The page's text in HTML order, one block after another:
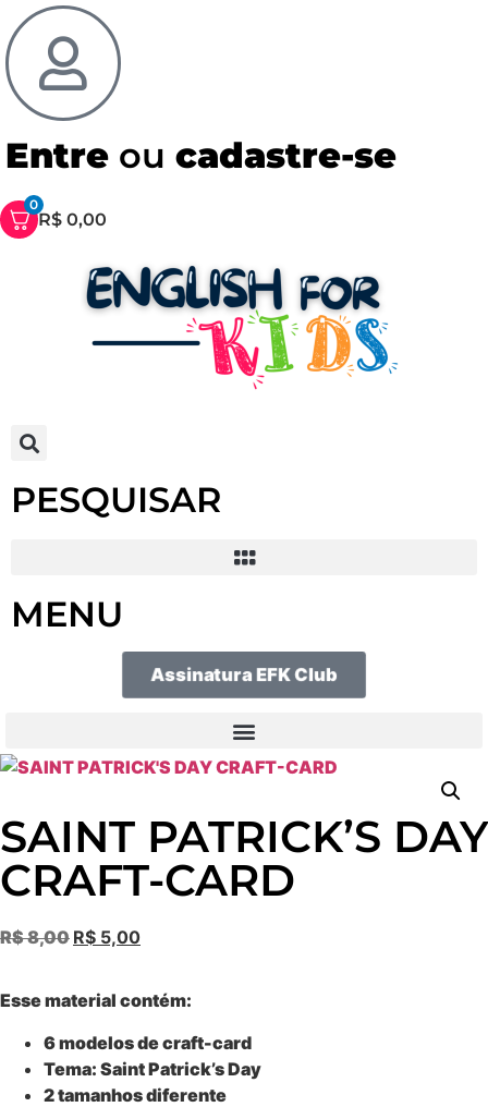
Entre ou cadastre-se
0
R$ 0,00
PESQUISAR
MENU
Assinatura EFK Club
SAINT PATRICK’S DAY
CRAFT-CARD
R$8,00 R$ 5,00
Esse material contém:
6 modelos de craft-card
Tema: Saint Patrick’s Day
2 tamanhos diferente